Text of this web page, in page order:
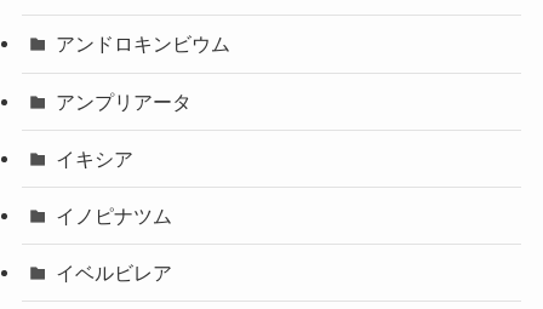
アンドロキンビウム
アンプリアータ
イキシア
イノピナツム
イベルビレア